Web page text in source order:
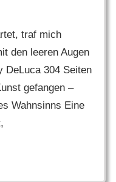
traf mich
den leeren Augen
DeLuca 304 Seiten
gefangen –
Wahnsinns Eine